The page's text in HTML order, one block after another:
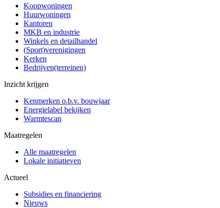
Koopwoningen
Huurwoningen
Kantoren
MKB en industrie
Winkels en detailhandel
(Sport)verenigingen
Kerken
Bedrijven(terreinen)
Inzicht krijgen
Kenmerken o.b.v. bouwjaar
Energielabel bekijken
Warmtescan
Maatregelen
Alle maatregelen
Lokale initiatieven
Actueel
Subsidies en financiering
Nieuws